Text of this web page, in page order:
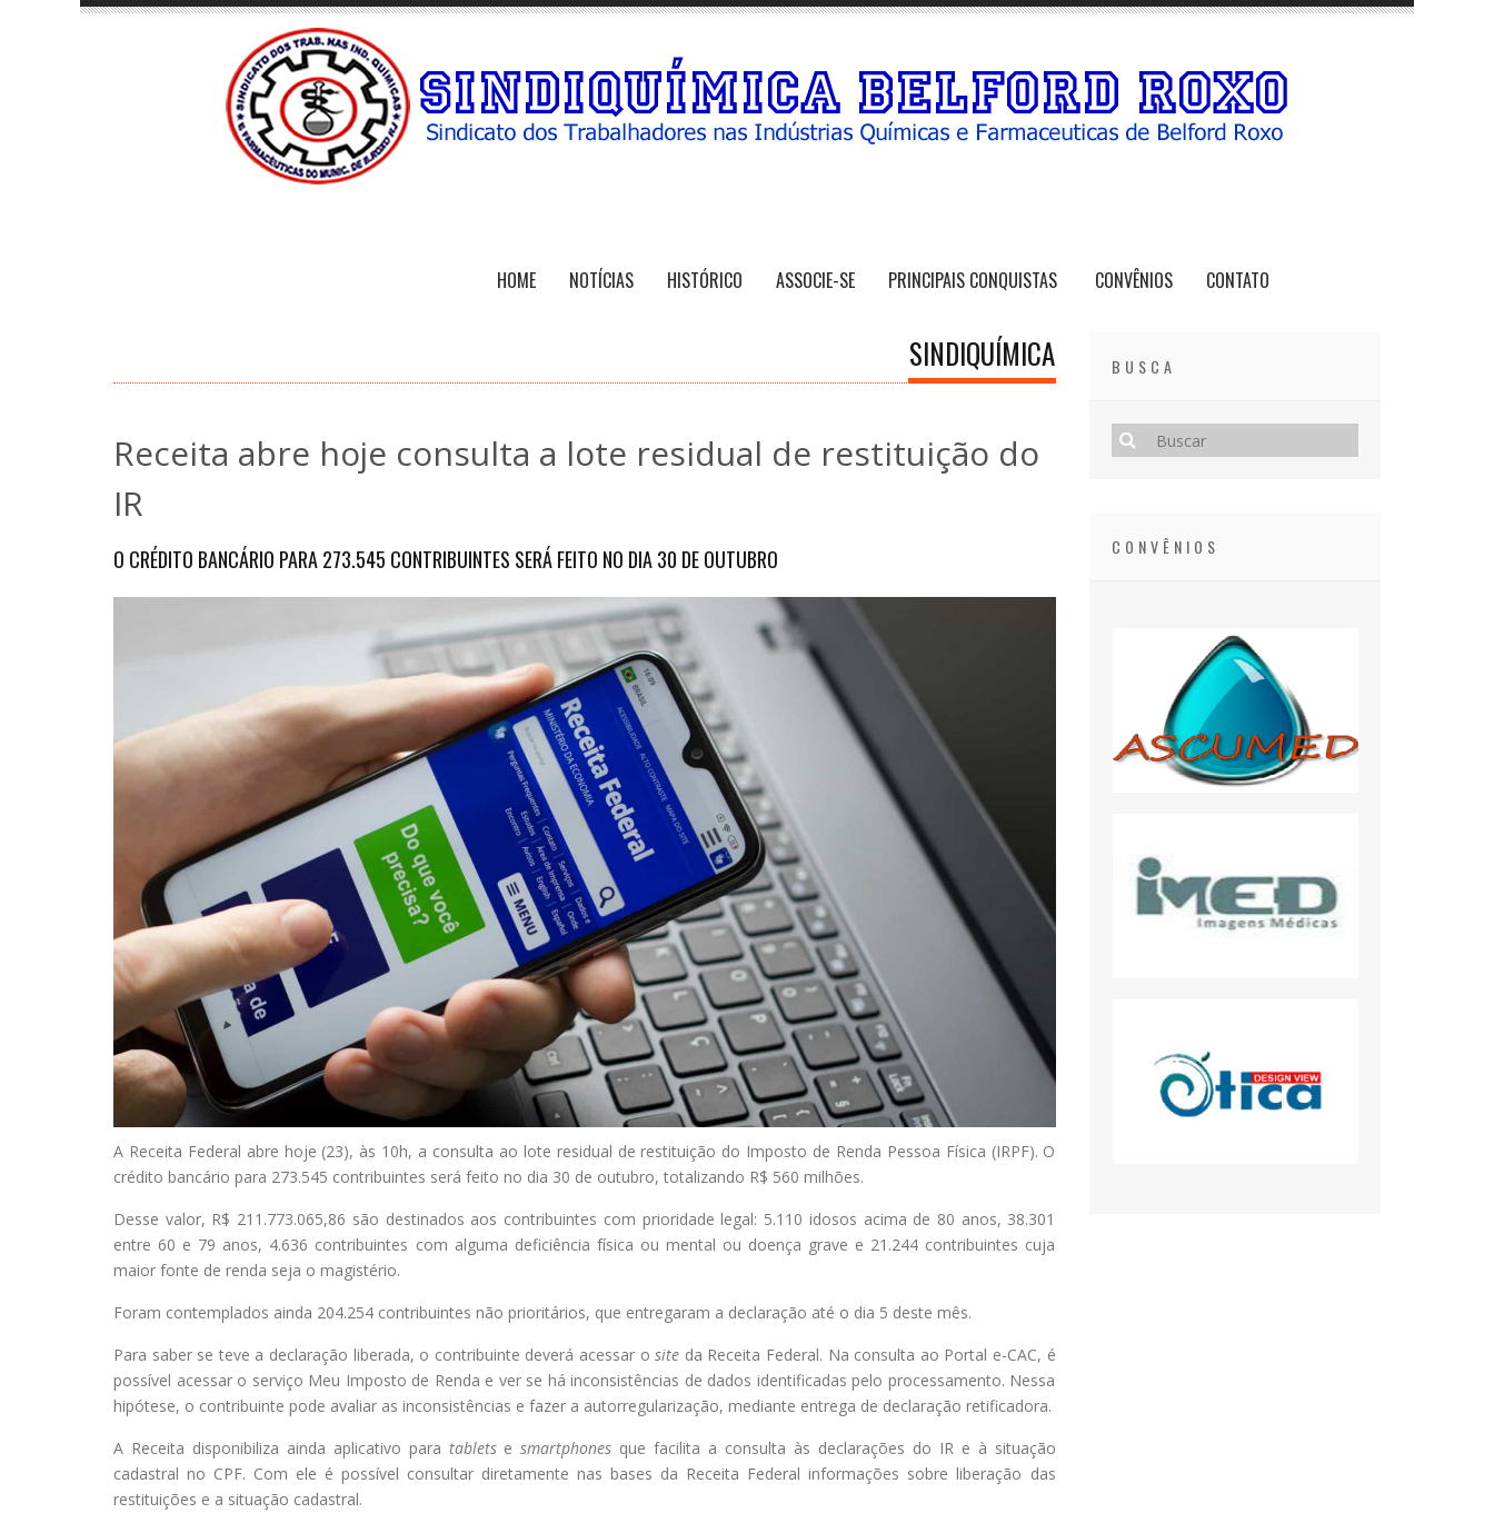
HOME NOTÍCIAS HISTÓRICO ASSOCIE-SE PRINCIPAIS CONQUISTAS CONVÊNIOS CONTATO
SINDIQUÍMICA
Receita abre hoje consulta a lote residual de restituição do
IR
O CRÉDITO BANCÁRIO PARA 273.545 CONTRIBUINTES SERÁ FEITO NO DIA 30 DE OUTUBRO
A Receita Federal abre hoje (23), às 10h, a consulta ao lote residual de restituição do Imposto de Renda Pessoa Física (IRPF). O
crédito bancário para 273.545 contribuintes será feito no dia 30 de outubro, totalizando R$ 560 milhões.
Desse valor, R$ 211.773.065,86 são destinados aos contribuintes com prioridade legal: 5.110 idosos acima de 80 anos, 38.301
entre 60 e 79 anos, 4.636 contribuintes com alguma deficiência física ou mental ou doença grave e 21.244 contribuintes cuja
maior fonte de renda seja o magistério.
Foram contemplados ainda 204.254 contribuintes não prioritários, que entregaram a declaração até o dia 5 deste mês.
Para saber se teve a declaração liberada, o contribuinte deverá acessar osite da Receita Federal. Na consulta ao Portal e-CAC, é
possível acessar o serviço Meu Imposto de Renda e ver se há inconsistências de dados identificadas pelo processamento. Nessa
hipótese, o contribuinte pode avaliar as inconsistências e fazer a autorregularização, mediante entrega de declaração retificadora.
A Receita disponibiliza ainda aplicativo para tablets esmartphones que facilita a consulta às declarações do IR e à situação
cadastral no CPF. Com ele é possível consultar diretamente nas bases da Receita Federal informações sobre liberação das
restituições e a situação cadastral.
BUSCA
CONVÊNIOS